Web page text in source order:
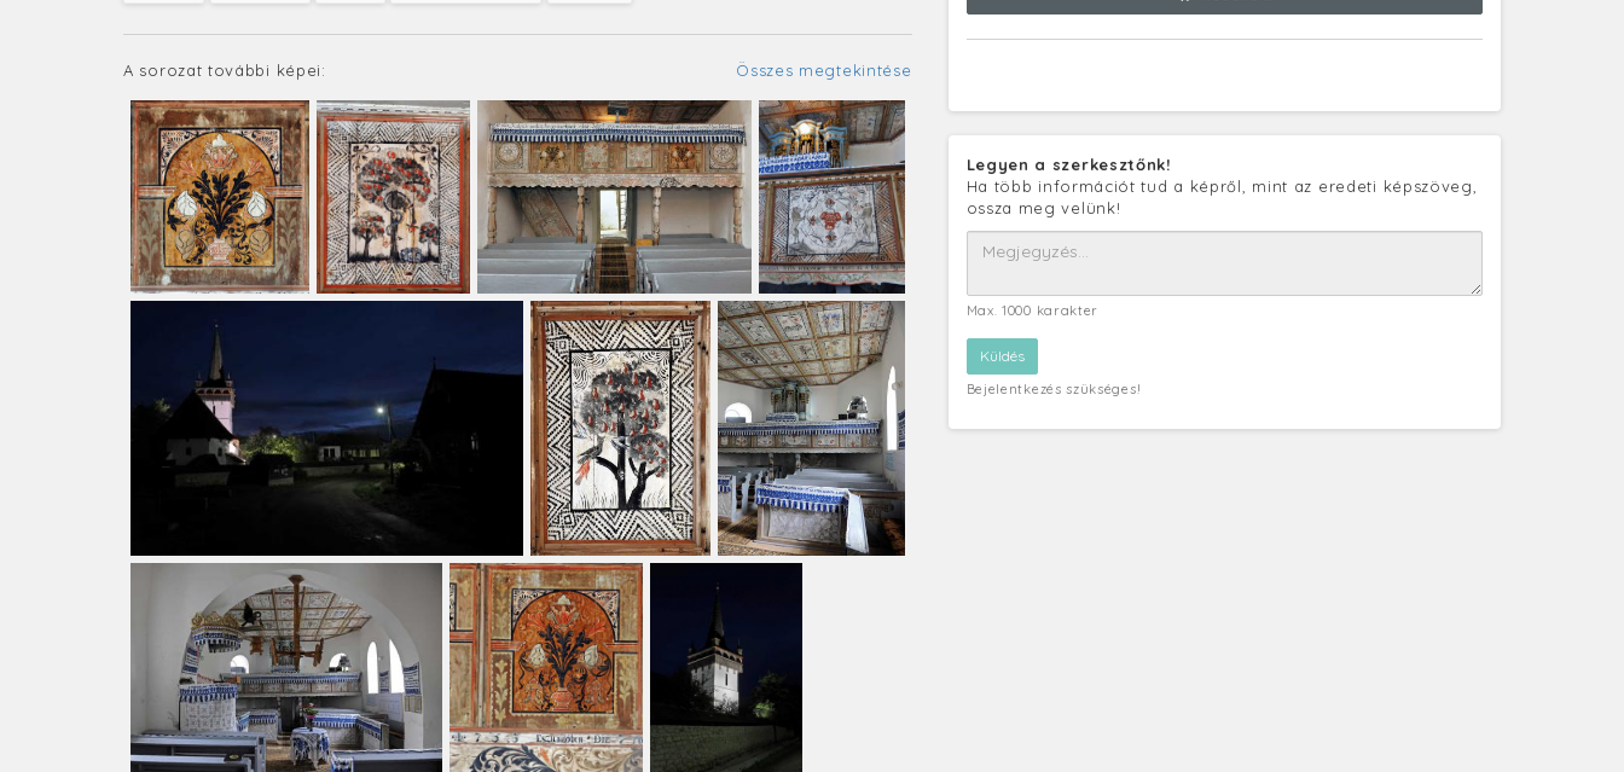
A sorozat további képei: Összes megtekintése
Legyen a szerkesztőnk!
Ha több információt tud a képről, mint az eredeti képszöveg,
ossza meg velünk!
Max. 1000 karakter
Bejelentkezés szükséges!